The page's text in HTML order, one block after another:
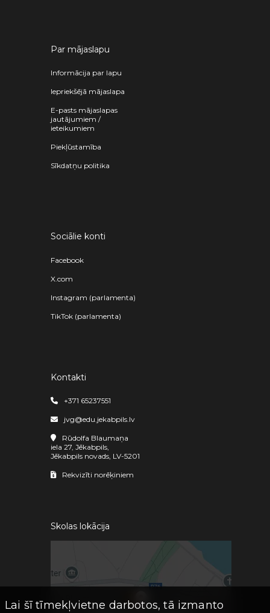
Par mājaslapu
Informācija par lapu
Iepriekšējā mājaslapa
E-pasts mājaslapas
jautājumiem /
ieteikumiem
Piekļūstamība
Sīkdatņu politika
Sociālie konti
Facebook
X.com
Instagram (parlamenta)
TikTok (parlamenta)
Kontakti
+371 65237551
jvg@edu.jekabpils.lv
Rūdolfa Blaumaņa
iela 27, Jēkabpils,
Jēkabpils novads, LV-5201
Rekvizīti norēķiniem
Skolas lokācija
Lai šī tīmekļvietne darbotos, tā izmanto